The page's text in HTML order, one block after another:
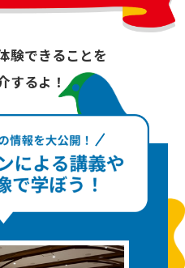
験できることを
するよ！